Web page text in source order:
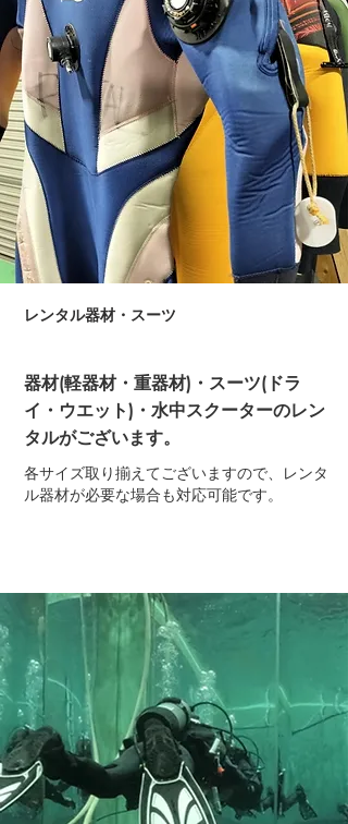
レンタル器材・スーツ
​器材(軽器材・重器材)・スーツ(ドラ
イ・ウエット)・水中スクーターのレン
タルがございます。
各サイズ取り揃えてございますので、レンタ
ル器材が必要な場合も対応可能です。